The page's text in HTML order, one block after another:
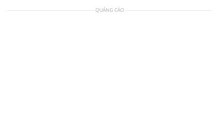
QUẢNG CÁO